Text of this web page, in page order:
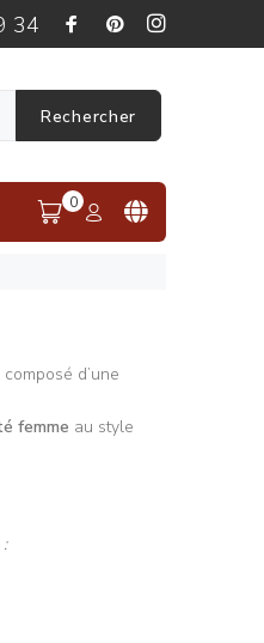
34
Rechercher
0
composé d’une
femme au style